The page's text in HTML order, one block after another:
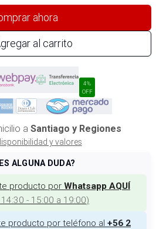
ahora
al carrito
4%
OFF
a Santiago y Regiones
y valores
ALGUNA DUDA?
producto por Whatsapp AQUÍ
- 15:00 a 19:00)
producto por teléfono al +56 2